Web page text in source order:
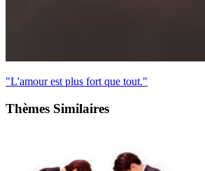
"L'amour est plus fort que tout."
Thèmes Similaires